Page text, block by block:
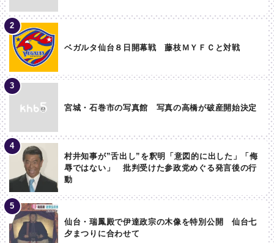
ベガルタ仙台８日開幕戦 藤枝ＭＹＦＣと対戦
宮城・石巻市の写真館 写真の高橋が破産開始決定
村井知事が”舌出し”を釈明「意図的に出した」「侮
辱ではない」 批判受けた参政党めぐる発言後の行
動
仙台・瑞鳳殿で伊達政宗の木像を特別公開 仙台七
夕まつりに合わせて